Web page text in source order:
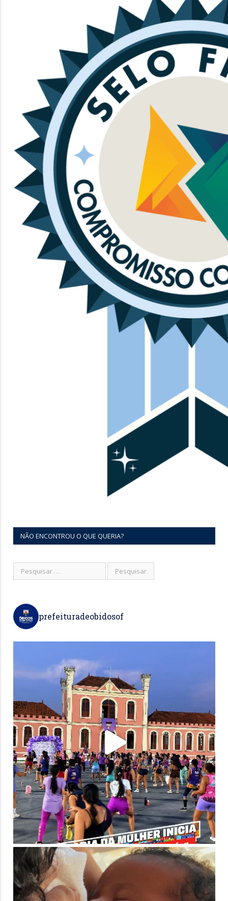
NÃO ENCONTROU O QUE QUERIA?
prefeituradeobidosof